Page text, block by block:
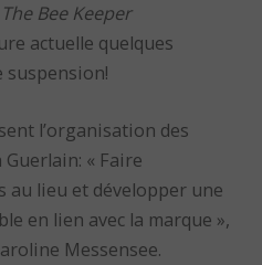
The Bee Keeper
actuelle quelques
suspension!
l’organisation des
« Faire
au lieu et développer une
en lien avec la marque »,
Messensee.